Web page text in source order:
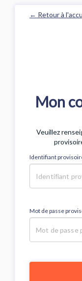
← Retour à
Mon
Veuillez
Identifiant
Mot de passe